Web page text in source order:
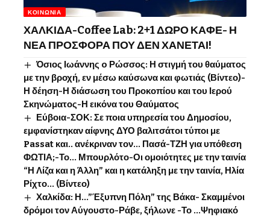
ΚΟΙΝΩΝΊΑ
ΧΑΛΚΙΔΑ-Coffee Lab: 2+1 ΔΩΡΟ ΚΑΦΕ- Η
ΝΕΑ ΠΡΟΣΦΟΡΑ ΠΟΥ ΔΕΝ ΧΑΝΕΤΑΙ!
Όσιος Ιωάννης o Ρώσσος: Η στιγμή του θαύματος
με την βροχή, εν μέσω καύσωνα και φωτιάς (Βίντεο)-
Η δέηση-Η διάσωση του Προκοπίου και του Ιερού
Σκηνώματος-Η εικόνα του Θαύματος
Εύβοια-ΣΟΚ: Σε ποια υπηρεσία του Δημοσίου,
εμφανίστηκαν αίφνης ΔΥΟ βαλιτσάτοι τύποι με
Passat και.. ανέκριναν τον… Πασά-ΤΖΗ για υπόθεση
ΦΩΤΙΑ;-Το… Μπουρλότο-Οι ομοιότητες με την ταινία
“Η Λίζα και η Άλλη” και η κατάληξη με την ταινία, Ηλία
Ρίχτο… (Βίντεο)
Χαλκίδα: Η…”Έξυπνη Πόλη” της Βάκα- Σκαμμένοι
δρόμοι τον Αύγουστο-Ράβε, ξήλωνε -Το …Ψηφιακό